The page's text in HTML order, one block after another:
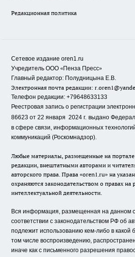
Редакционная политика
Сетевое издание oren1.ru
Учредитель ООО «Пенза Пресс»
Главный редактор: Полудницына Е.В.
Электронная почта редакции:
Телефон редакции: +79648633133
Реестровая запись о регистрации
86623 от 22 января 2024 г. выдано
в сфере связи, информационных
коммуникаций (Роскомнадзор).
Любые материалы, размещенные на
редакции, внештатными авторами и
авторского права. Права «oren1.ru» на
охраняются законодательством о правах на
интеллектуальной деятельности.
Вся информация, размещенная на данном
соответствии с законодательством РФ об
подлежит использованию кем-либо в
том числе воспроизведению,
иначе как с письменного разрешения